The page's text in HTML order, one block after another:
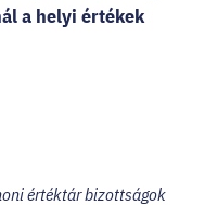
a helyi értékek
értéktár bizottságok